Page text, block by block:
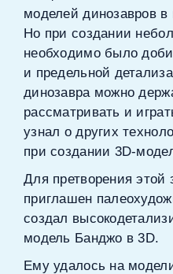
моделей динозавров в
Но при создании
необходимо было
и предельной
динозавра можно
рассматривать и
узнал о других
при создании
Для претворения
приглашен
создал
модель Банджо в 3D.
Ему удалось на